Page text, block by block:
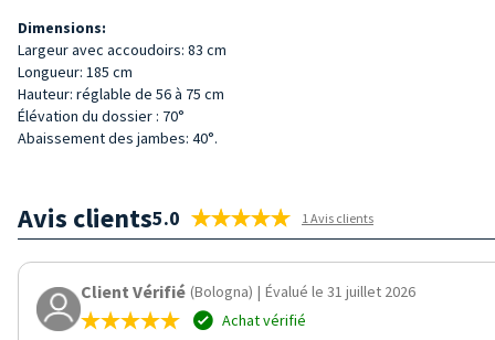
Dimensions:
Largeur avec accoudoirs: 83 cm
Longueur: 185 cm
Hauteur: réglable de 56 à 75 cm
Élévation du dossier : 70°
Abaissement des jambes: 40°.
Avis clients5.0 1 Avis clients
Client Vérifié (Bologna) | Évalué le 31 juillet 2026
Achat vérifié